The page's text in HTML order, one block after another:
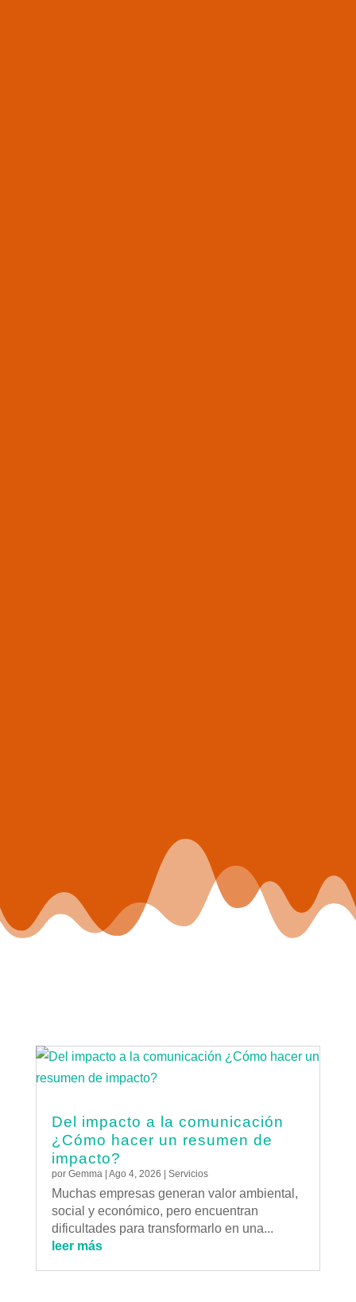
Del impacto a la comunicación
¿Cómo hacer un resumen de
impacto?
por Gemma| Ago 4, 2026 Servicios
Muchas empresas generan valor ambiental,
social y económico, pero encuentran
dificultades para transformarlo en una...
leer más